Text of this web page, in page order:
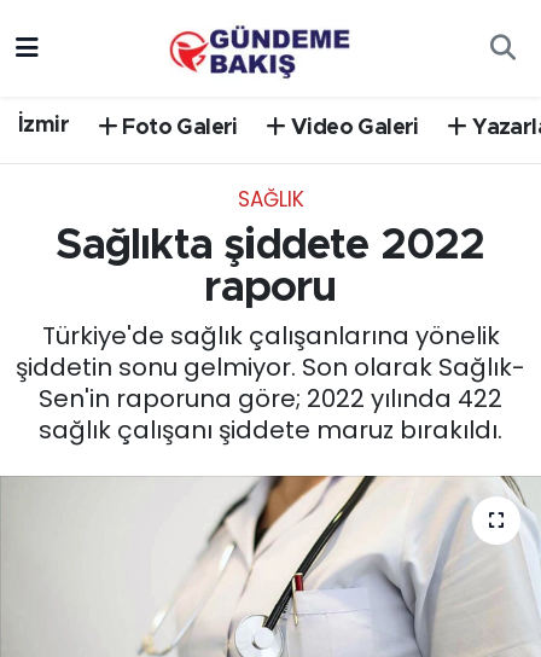
İzmir Foto Galeri Video Galeri
SAĞLIK
Sağlıkta şiddete 2022
raporu
Türkiye'de sağlık çalışanlarına yönelik
şiddetin sonu gelmiyor. Son olarak Sağlık-
Sen'in raporuna göre; 2022 yılında 422
sağlık çalışanı şiddete maruz bırakıldı.
EĞİTİM
EKONOMİ
KÜLTÜR SANAT
MAGAZİN
Süper Lig Puan Durumu ve Fikstür
Tüm Manşetler
Son Dakika Haberleri